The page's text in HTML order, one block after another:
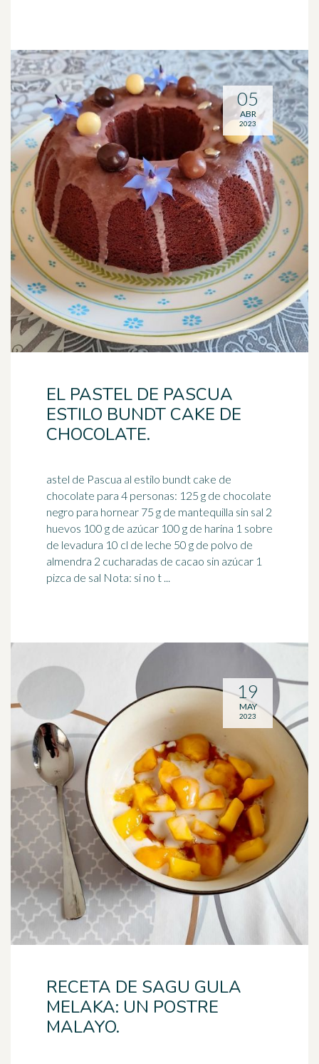
EL PASTEL DE PASCUA
ESTILO BUNDT CAKE DE
CHOCOLATE.
astel de Pascua al estilo bundt cake de
chocolate para 4 personas: 125 g de chocolate
negro para hornear 75 g de mantequilla sin sal 2
huevos 100 g de azúcar 100 g de harina 1 sobre
de levadura 10 cl de leche 50 g de polvo de
almendra 2 cucharadas de cacao sin azúcar 1
pizca de sal Nota: si no t ...
05
ABR
2023
RECETA DE SAGU GULA
MELAKA: UN POSTRE
MALAYO.
19
MAY
2023